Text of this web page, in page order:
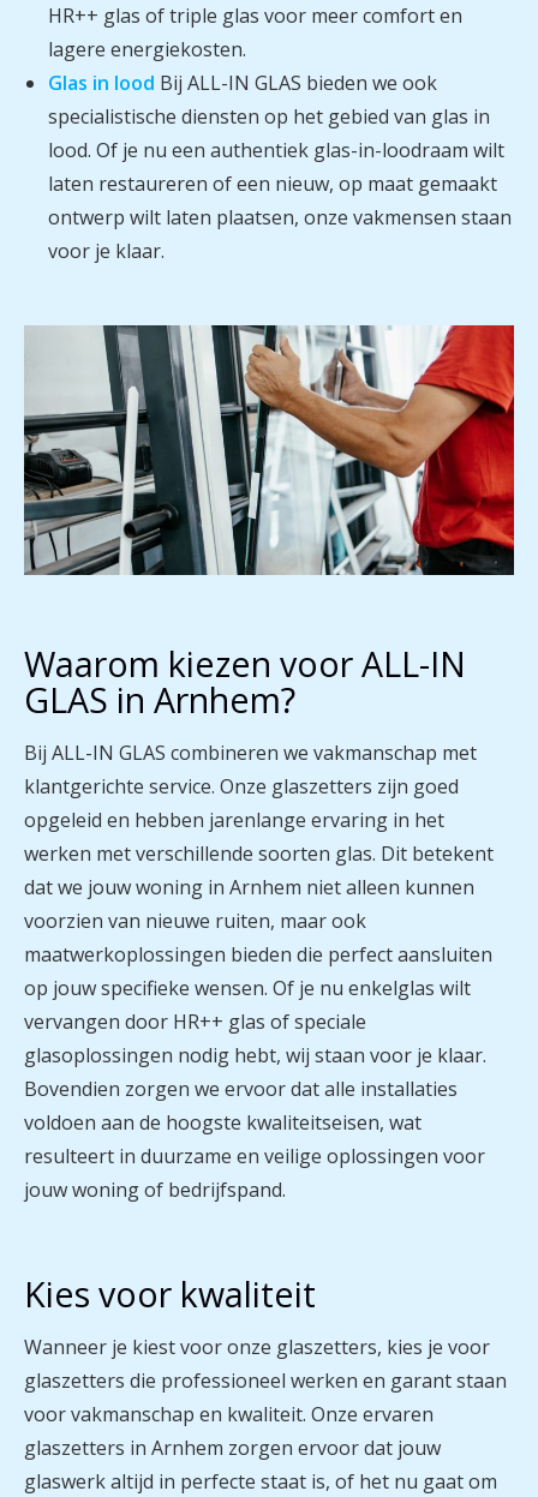
HR++ glas of triple glas voor meer comfort en
lagere energiekosten.
Glas in lood Bij ALL-IN GLAS bieden we ook
specialistische diensten op het gebied van glas in
lood. Of je nu een authentiek glas-in-loodraam wilt
laten restaureren of een nieuw, op maat gemaakt
ontwerp wilt laten plaatsen, onze vakmensen staan
voor je klaar.
Waarom kiezen voor ALL-IN
GLAS in Arnhem?
Bij ALL-IN GLAS combineren we vakmanschap met
klantgerichte service. Onze glaszetters zijn goed
opgeleid en hebben jarenlange ervaring in het
werken met verschillende soorten glas. Dit betekent
dat we jouw woning in Arnhem niet alleen kunnen
voorzien van nieuwe ruiten, maar ook
maatwerkoplossingen bieden die perfect aansluiten
op jouw specifieke wensen. Of je nu enkelglas wilt
vervangen door HR++ glas of speciale
glasoplossingen nodig hebt, wij staan voor je klaar.
Bovendien zorgen we ervoor dat alle installaties
voldoen aan de hoogste kwaliteitseisen, wat
resulteert in duurzame en veilige oplossingen voor
jouw woning of bedrijfspand.
Kies voor kwaliteit
Wanneer je kiest voor onze glaszetters, kies je voor
glaszetters die professioneel werken en garant staan
voor vakmanschap en kwaliteit. Onze ervaren
glaszetters in Arnhem zorgen ervoor dat jouw
glaswerk altijd in perfecte staat is, of het nu gaat om